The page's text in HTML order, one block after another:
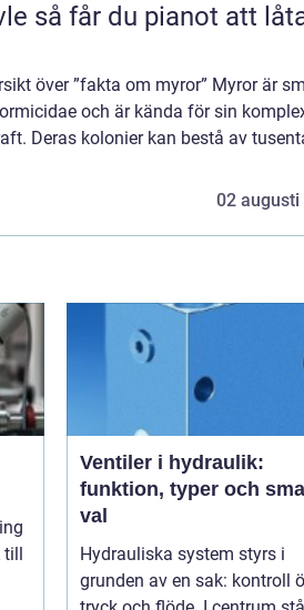
låta
över ”fakta om myror” Myror är
och är kända för sin
Deras kolonier kan bestå av
02 augusti
till
Ventiler i hydraulik:
funktion, typer och
val
Hydrauliska system styrs i
grunden av en sak: kontroll